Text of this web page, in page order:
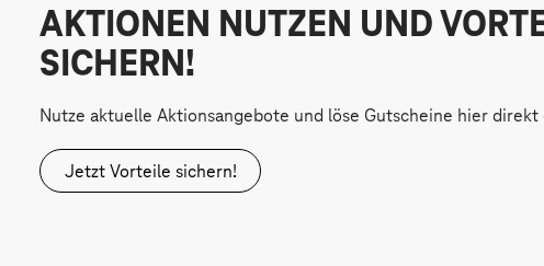
AKTIONEN NUTZEN UND
SICHERN!
Nutze aktuelle Aktionsangebote und löse Gutscheine hier direkt
Jetzt Vorteile sichern!